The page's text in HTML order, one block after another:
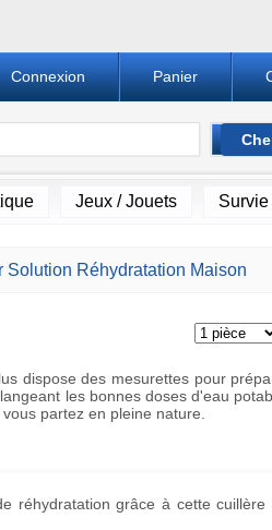
Panier
Connexion
Jeux / Jouets
Survie
Réhydratation Maison
dispose des mesurettes pour
les bonnes doses d'eau
partez en pleine nature.
réhydratation grâce à cettecuillère